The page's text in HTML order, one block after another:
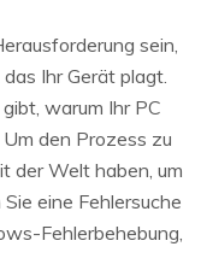
sein,
Ihr Gerät plagt.
warum Ihr PC
den Prozess zu
der Welt haben, um
eine Fehlersuche
Fehlerbehebung,